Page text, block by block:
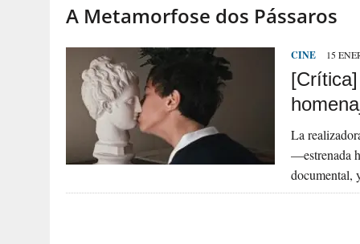
A Metamorfose dos Pássaros
CINE 15
La
—estrenada
documental,